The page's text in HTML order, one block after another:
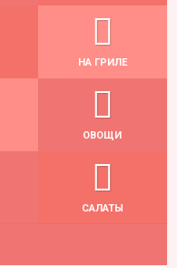
НА ГРИЛЕ
ОВОЩИ
САЛАТЫ